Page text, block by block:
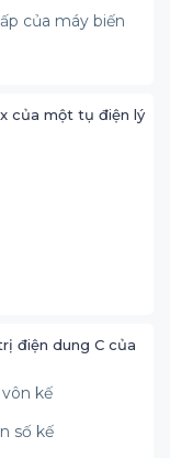
của máy biến
của một tụ điện lý
điện dung C của
kế
số kế